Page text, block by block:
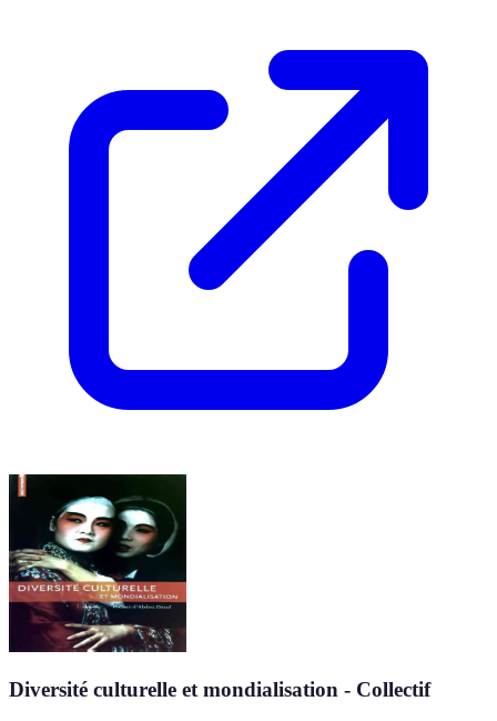
Diversité culturelle et mondialisation - Collectif